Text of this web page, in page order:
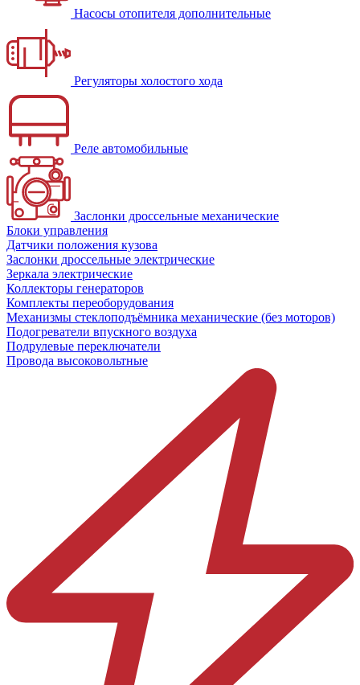
Насосы отопителя дополнительные
Регуляторы холостого хода
Реле автомобильные
Заслонки дроссельные механические
Блоки управления
Датчики положения кузова
Заслонки дроссельные электрические
Зеркала электрические
Коллекторы генераторов
Комплекты переоборудования
Механизмы стеклоподъёмника механические (без моторов)
Подогреватели впускного воздуха
Подрулевые переключатели
Провода высоковольтные